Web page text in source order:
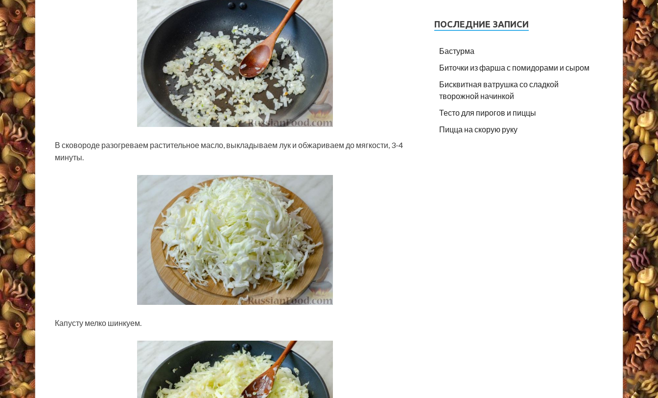
В сковороде разогреваем растительное масло, выкладываем лук и обжариваем до мягкости, 3-4
минуты.
Капусту мелко шинкуем.
ПОСЛЕДНИЕ ЗАПИСИ
Бастурма
Биточки из фарша с помидорами и сыром
Бисквитная ватрушка со сладкой
творожной начинкой
Тесто для пирогов и пиццы
Пицца на скорую руку